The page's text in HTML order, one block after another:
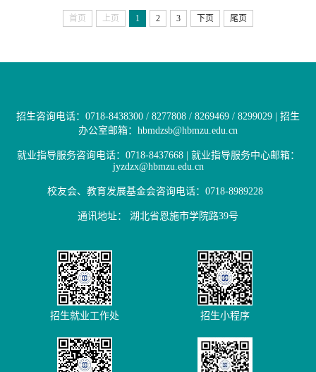
首页 上页 1 2 3 下页 尾页
招生咨询电话：0718-8438300 / 8277808 / 8269469 / 8299029 | 招生
办公室邮箱：hbmdzsb@hbmzu.edu.cn
就业指导服务咨询电话：0718-8437668 | 就业指导服务中心邮箱：
jyzdzx@hbmzu.edu.cn
校友会、教育发展基金会咨询电话：0718-8989228
通讯地址： 湖北省恩施市学院路39号
招生就业工作处 招生小程序